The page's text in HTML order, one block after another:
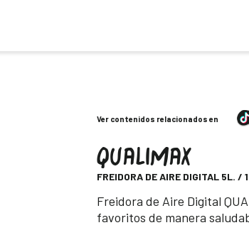
Ver contenidos relacionados en
QUALIMAX
FREIDORA DE AIRE DIGITAL 5L. /
Descripción
Freidora de Aire Digital
favoritos de manera